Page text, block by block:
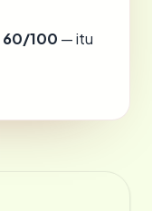
60/100 — itu